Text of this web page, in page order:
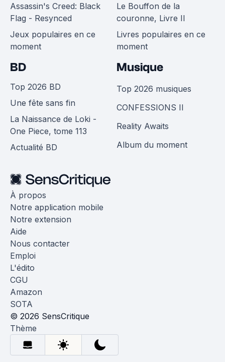
Assassin's Creed: Black
Flag - Resynced
Jeux populaires en ce
moment
Le Bouffon de la
couronne, Livre II
Livres populaires en ce
moment
BD
Top 2026 BD
Une fête sans fin
La Naissance de Loki -
One Piece, tome 113
Actualité BD
Musique
Top 2026 musiques
CONFESSIONS II
Reality Awaits
Album du moment
À propos
Notre application mobile
Notre extension
Aide
Nous contacter
Emploi
L'édito
CGU
Amazon
SOTA
© 2026 SensCritique
Thème